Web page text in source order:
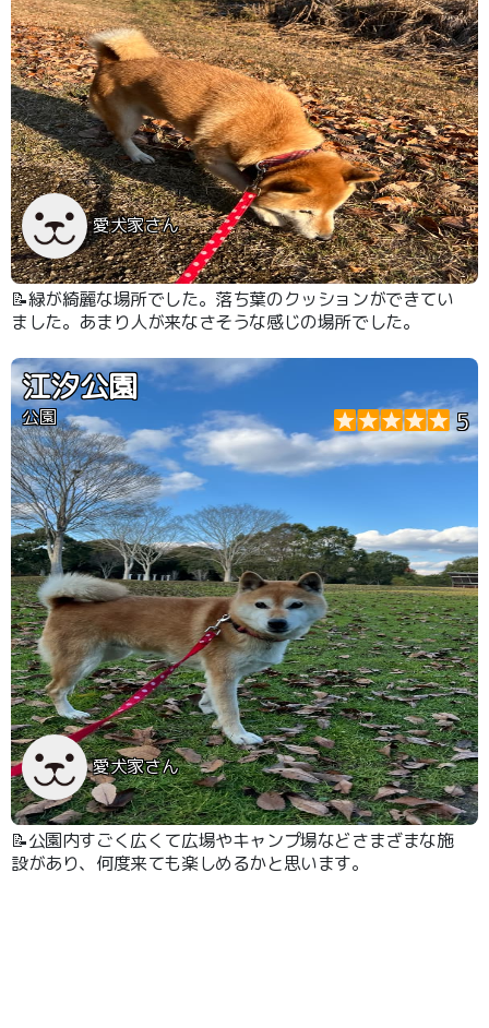
愛犬家さん
📝緑が綺麗な場所でした。落ち葉のクッションができてい
ました。あまり人が来なさそうな感じの場所でした。
江汐公園
公園 5
愛犬家さん
📝公園内すごく広くて広場やキャンプ場などさまざまな施
設があり、何度来ても楽しめるかと思います。